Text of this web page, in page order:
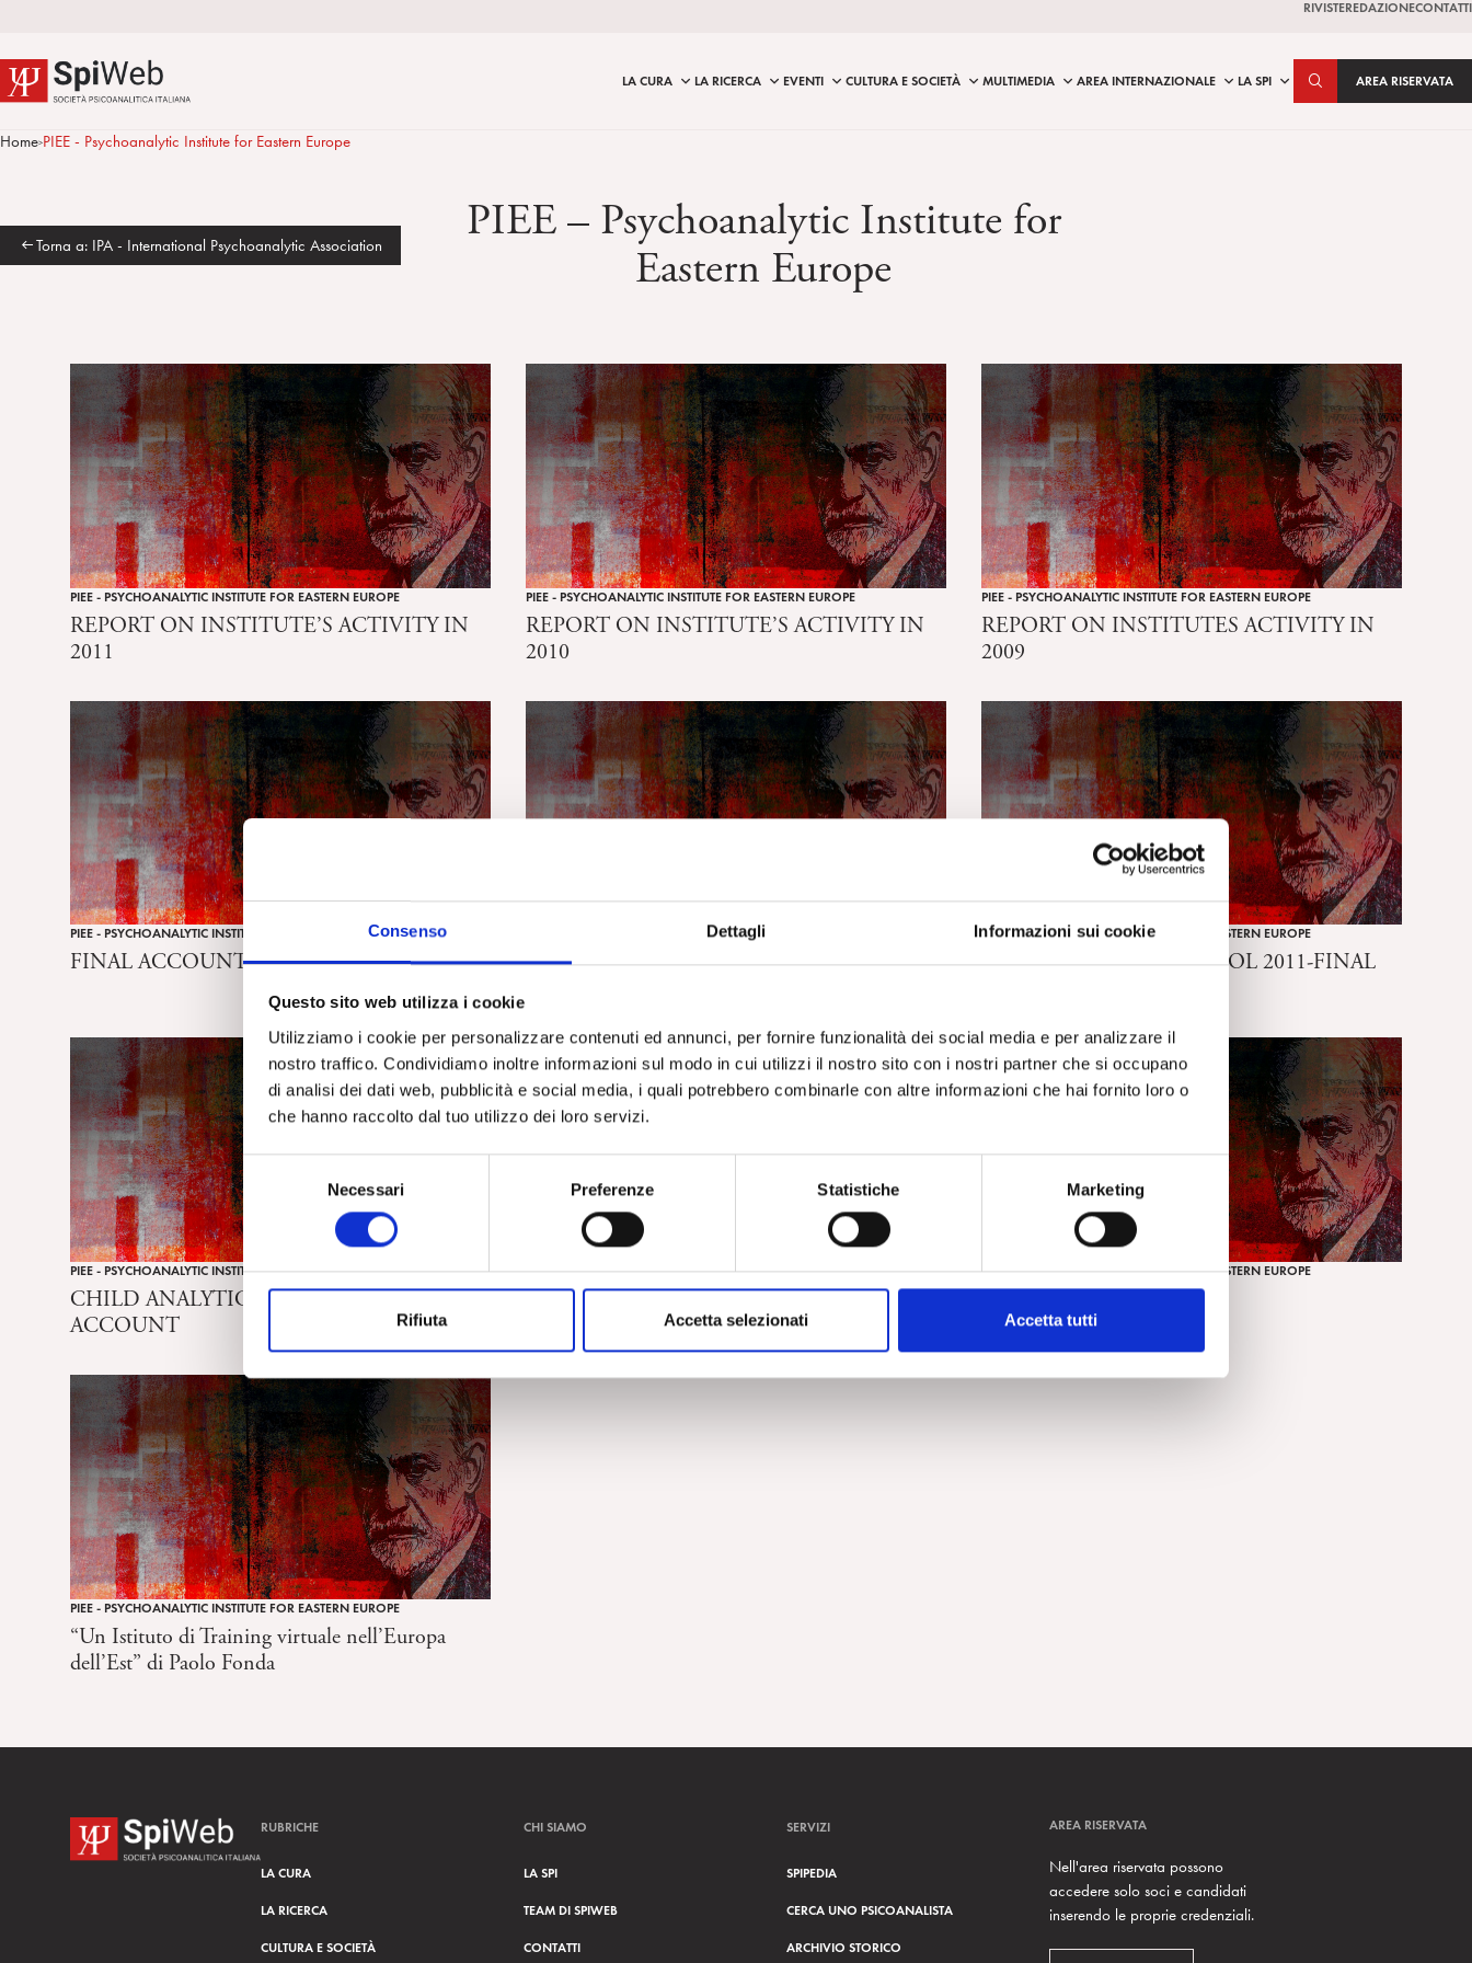
Consenso Dettagli Informazioni sui cookie
Questo sito web utilizza i cookie
Utilizziamo i cookie per personalizzare contenuti ed annunci, per fornire funzionalità dei social media e per analizzare il
nostro traffico. Condividiamo inoltre informazioni sul modo in cui utilizzi il nostro sito con i nostri partner che si occupano
di analisi dei dati web, pubblicità e social media, i quali potrebbero combinarle con altre informazioni che hai fornito loro o
che hanno raccolto dal tuo utilizzo dei loro servizi.
S
e
l
e
z
i
e
d
e
l
c
o
n
s
e
n
s
o
Necessari Preferenze Statistiche Marketing
Rifiuta Accetta selezionati Accetta tutti
RIVISTEREDAZIONECONTATTI
LA CURA LA RICERCA EVENTI CULTURA E SOCIETÀ MULTIMEDIA AREA INTERNAZIONALE LA SPI AREA RISERVATA
Home>PIEE - Psychoanalytic Institute for Eastern Europe
Torna a: IPA - International Psychoanalytic Association
PIEE – Psychoanalytic Institute for
Eastern Europe
PIEE - PSYCHOANALYTIC INSTITUTE FOR EASTERN EUROPE
REPORT ON INSTITUTE’S ACTIVITY IN
2011
PIEE - PSYCHOANALYTIC INSTITUTE FOR EASTERN EUROPE
REPORT ON INSTITUTE’S ACTIVITY IN
2010
PIEE - PSYCHOANALYTIC INSTITUTE FOR EASTERN EUROPE
REPORT ON INSTITUTES ACTIVITY IN
2009
PIEE - PSYCHOANALYTIC INSTITUTE FOR EASTERN EUROPE
FINAL ACCOUNT 2011
PIEE - PSYCHOANALYTIC INSTITUTE FOR EASTERN EUROPE
FINAL ACCOUNT 2010
PIEE - PSYCHOANALYTIC INSTITUTE FOR EASTERN EUROPE
CHILD ANALYTIC SCHOOL 2011-FINAL
PIEE - PSYCHOANALYTIC INSTITUTE FOR EASTERN EUROPE
CHILD ANALYTIC SCHOOL 2010-FINAL
ACCOUNT
PIEE - PSYCHOANALYTIC INSTITUTE FOR EASTERN EUROPE
BUDGET 2012
PIEE - PSYCHOANALYTIC INSTITUTE FOR EASTERN EUROPE
PIEE - PSYCHOANALYTIC INSTITUTE FOR EASTERN EUROPE
“Un Istituto di Training virtuale nell’Europa
dell’Est” di Paolo Fonda
RUBRICHE
LA CURA
LA RICERCA
CULTURA E SOCIETÀ
CHI SIAMO
LA SPI
TEAM DI SPIWEB
CONTATTI
SERVIZI
SPIPEDIA
CERCA UNO PSICOANALISTA
ARCHIVIO STORICO
AREA RISERVATA
Nell'area riservata possono
accedere solo soci e candidati
inserendo le proprie credenziali.